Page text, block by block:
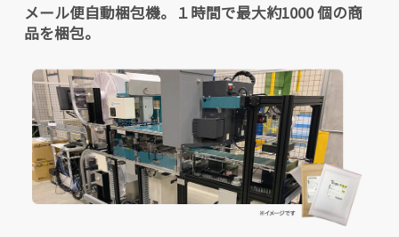
メール便自動梱包機。１時間で最大約1000 個の商
品を梱包。